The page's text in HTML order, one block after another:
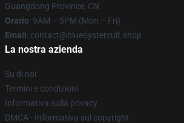
Guangdong Province, CN
Orario: 9AM – 5PM (Mon – Fri)
Email : contact@blueoystercult.shop
La nostra azienda
Su di noi
Termini e condizioni
Informativa sulla privacy
DMCA - Informativa sul copyright